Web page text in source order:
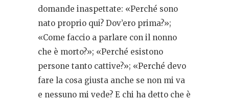
domande inaspettate: «Perché sono
nato proprio qui? Dov’ero prima?»;
«Come faccio a parlare con il nonno
che è morto?»; «Perché esistono
persone tanto cattive?»; «Perché devo
fare la cosa giusta anche se non mi va
e nessuno mi vede? E chi ha detto che è